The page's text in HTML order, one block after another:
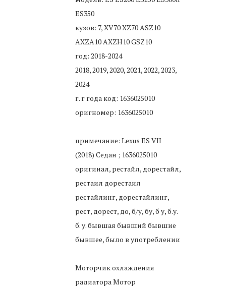
ES350
кузов: 7, XV70 XZ70 ASZ10
AXZA10 AXZH10 GSZ10
год: 2018-2024
2018, 2019, 2020, 2021, 2022, 2023,
2024
г. г года код: 1636025010
оригномер: 1636025010
примечание: Lexus ES VII
(2018) Седан ; 1636025010
оригинал, рестайл, дорестайл,
рестаил дорестаил
рестайлинг, дорестайлинг,
рест, дорест, до, б/у, бу, б у, б.у.
б. у. бывшая бывший бывшие
бывшее, было в употреблении
Моторчик охлаждения
радиатора Мотор